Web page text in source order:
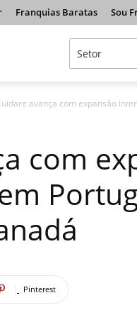
Franquias Baratas Sou
avança com expansão
com
Pinterest